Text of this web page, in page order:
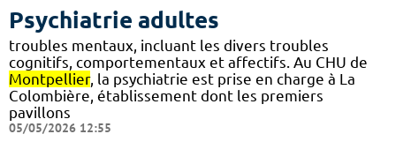
Psychiatrie adultes
troubles mentaux, incluant les divers troubles
cognitifs, comportementaux et affectifs. Au CHU de
Montpellier, la psychiatrie est prise en charge à La
Colombière, établissement dont les premiers
pavillons
05/05/2026 12:55